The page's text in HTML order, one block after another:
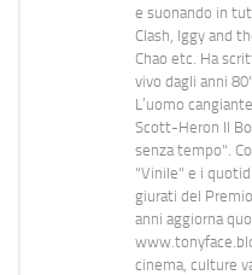
e suonando in
Clash, Iggy and
Chao etc. Ha
vivo dagli anni
L’uomo
Scott-Heron Il
senza tempo".
"Vinile" e i
giurati del
anni aggiorna
cinema, culture